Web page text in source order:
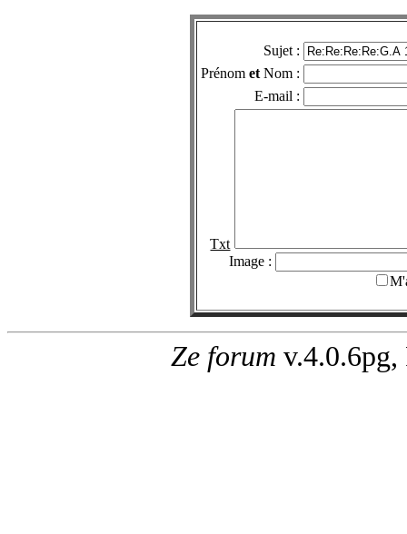
Sujet :
Prénom et Nom :
E-mail :
Txt
Image :
Ze forum